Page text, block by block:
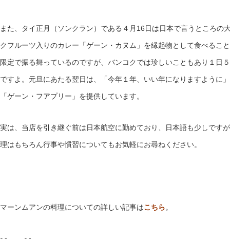
また、タイ正月（ソンクラン）である４月16日は日本で言うところの
クフルーツ入りのカレー「ゲーン・カヌム」を縁起物として食べるこ
限定で振る舞っているのですが、バンコクでは珍しいこともあり１日
ですよ。元旦にあたる翌日は、「今年１年、いい年になりますように
「ゲーン・フアプリー」を提供しています。
実は、当店を引き継ぐ前は日本航空に勤めており、日本語も少しです
理はもちろん行事や慣習についてもお気軽にお尋ねください。
マーンムアンの料理についての詳しい記事はこちら。